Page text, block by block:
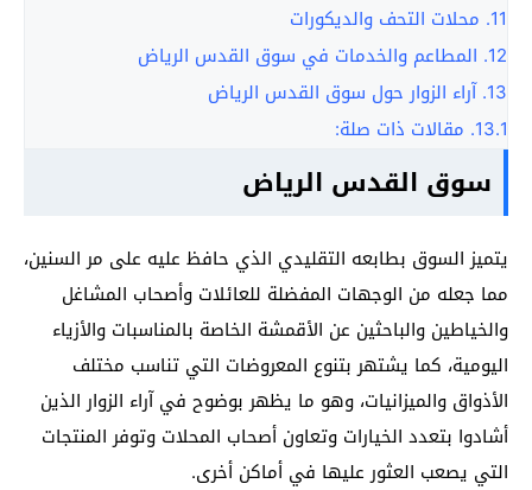
11. محلات التحف والديكورات
12. المطاعم والخدمات في سوق القدس الرياض
13. آراء الزوار حول سوق القدس الرياض
13.1. مقالات ذات صلة:
سوق القدس الرياض
يتميز السوق بطابعه التقليدي الذي حافظ عليه على مر السنين،
مما جعله من الوجهات المفضلة للعائلات وأصحاب المشاغل
والخياطين والباحثين عن الأقمشة الخاصة بالمناسبات والأزياء
اليومية، كما يشتهر بتنوع المعروضات التي تناسب مختلف
الأذواق والميزانيات، وهو ما يظهر بوضوح في آراء الزوار الذين
أشادوا بتعدد الخيارات وتعاون أصحاب المحلات وتوفر المنتجات
التي يصعب العثور عليها في أماكن أخرى.